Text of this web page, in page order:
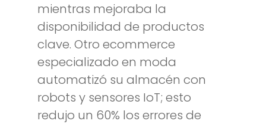
mientras mejoraba la
disponibilidad de productos
clave. Otro ecommerce
especializado en moda
automatizó su almacén con
robots y sensores IoT; esto
redujo un 60% los errores de